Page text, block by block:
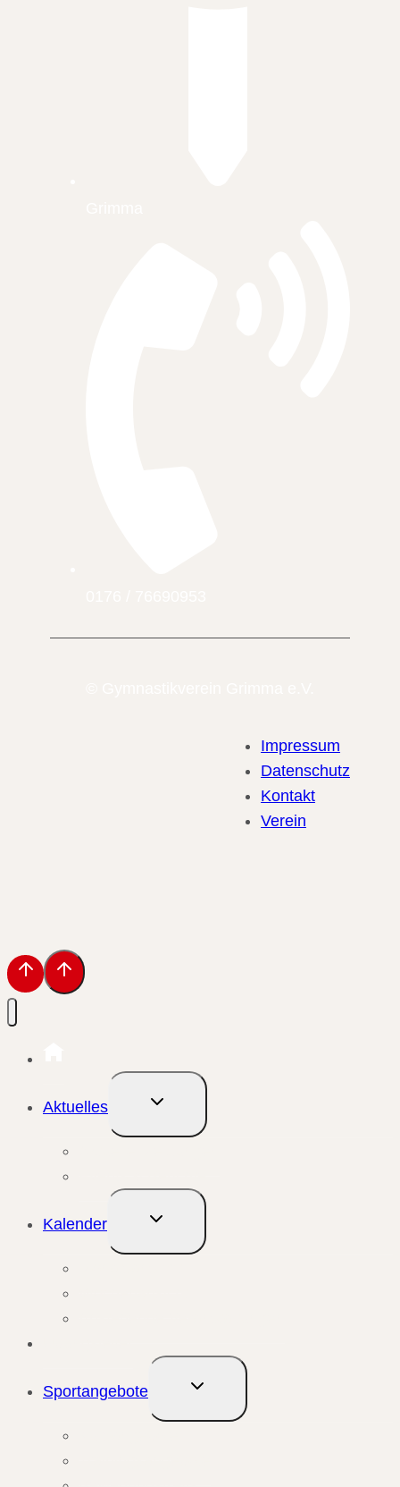
Impressum
Datenschutz
Kontakt
Verein
Aktuelles
Untermenü
umschalten
Kalender
Untermenü
umschalten
Sportangebote
Untermenü
umschalten